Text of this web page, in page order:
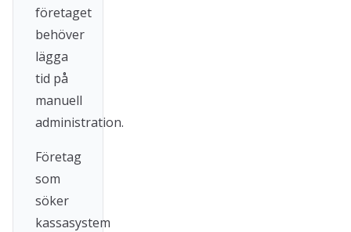
företaget
behöver
lägga
tid på
manuell
administration.
Företag
som
söker
kassasystem